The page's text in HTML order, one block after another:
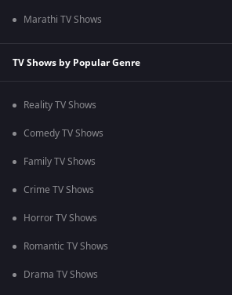
Marathi TV Shows
TV Shows by Popular Genre
Reality TV Shows
Comedy TV Shows
Family TV Shows
Crime TV Shows
Horror TV Shows
Romantic TV Shows
Drama TV Shows